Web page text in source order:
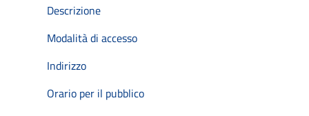
Descrizione
Modalità di accesso
Indirizzo
Orario per il pubblico